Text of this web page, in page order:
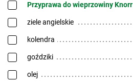
Przyprawa do wieprzowiny Knorr
ziele angielskie
kolendra
goździki
olej